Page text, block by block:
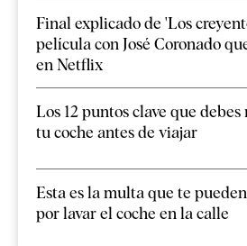
Final explicado de 'Los
película con José Coronado
en Netflix
Los 12 puntos clave que debes
tu coche antes de viajar
Esta es la multa que te
por lavar el coche en la calle